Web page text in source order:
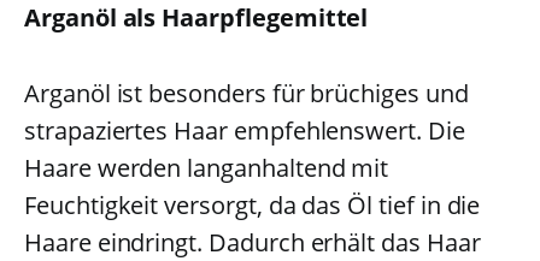
Arganöl als Haarpflegemittel
Arganöl ist besonders für brüchiges und
strapaziertes Haar empfehlenswert. Die
Haare werden langanhaltend mit
Feuchtigkeit versorgt, da das Öl tief in die
Haare eindringt. Dadurch erhält das Haar